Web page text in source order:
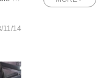
11/14